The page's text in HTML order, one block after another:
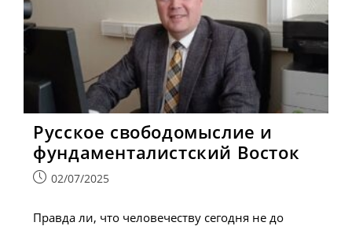
Русское свободомыслие и
фундаменталистский Восток
Запись02/07/2025
Правда ли, что человечеству сегодня не до